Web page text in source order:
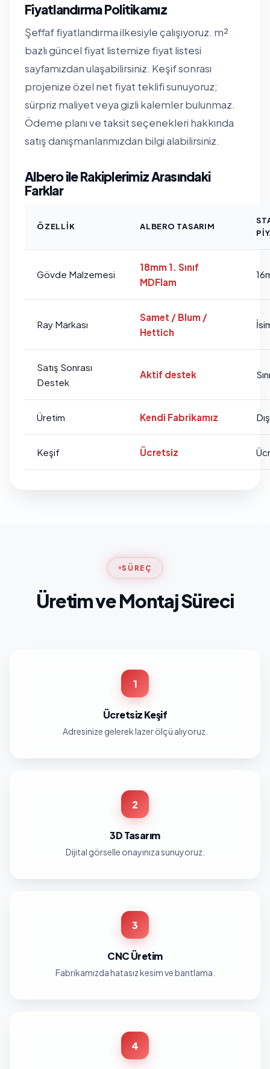
Fiyatlandırma Politikamız
Şeffaf fiyatlandırma ilkesiyle çalışıyoruz. m²
bazlı güncel fiyat listemize fiyat listesi
sayfamızdanulaşabilirsiniz. Keşif sonrası
projenize özel net fiyat teklifi sunuyoruz;
sürpriz maliyet veya gizli kalemler bulunmaz.
Ödeme planı ve taksit seçenekleri hakkında
satış danışmanlarımızdan bilgi alabilirsiniz.
Albero ile Rakiplerimiz Arasındaki
Farklar
ÖZELLIK ALBERO TASARIM
Gövde Malzemesi
18mm 1. Sınıf
MDFlam
Ray Markası
Samet / Blum /
Hettich
Satış Sonrası
Destek
Aktif destek
Üretim Kendi Fabrikamız
Keşif Ücretsiz
SÜREÇ
Üretim ve Montaj Süreci
1
Ücretsiz Keşif
Adresinize gelerek lazer ölçü alıyoruz.
2
3D Tasarım
Dijital görselle onayınıza sunuyoruz.
3
CNC Üretim
Fabrikamızda hatasız kesim ve bantlama.
4